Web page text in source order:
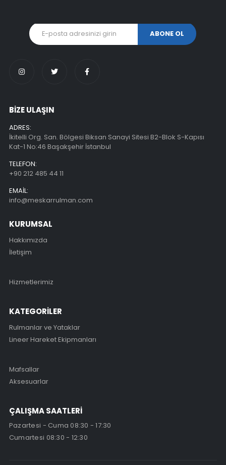
BİZE ULAŞIN
ADRES:
İkitelli Org. San. Bölgesi Biksan Sanayi Sitesi B2-Blok S-Kapısı
Kat-1 No:46 Başakşehir İstanbul
TELEFON:
+90 212 485 44 11
EMAIL:
info@meskarrulman.com
KURUMSAL
Hakkımızda
İletişim
Hizmetlerimiz
KATEGORİLER
Rulmanlar ve Yataklar
Lineer Hareket Ekipmanları
Mafsallar
Aksesuarlar
ÇALIŞMA SAATLERİ
Pazartesi - Cuma 08:30 - 17:30
Cumartesi 08:30 - 12:30